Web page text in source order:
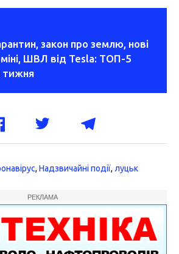
закон про землю, нові
ШВЛ від Tesla: ТОП-5
тижня
, Надзвичайні події, луцьк
РЕКЛАМА